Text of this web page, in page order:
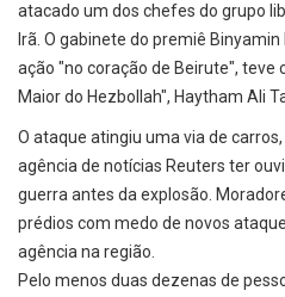
atacado um dos chefes do grupo
Irã. O gabinete do premiê
ação "no coração de Beirute", teve
Maior do Hezbollah", Haytham Ali
O ataque atingiu uma via de
agência de notícias Reuters ter
guerra antes da explosão.
prédios com medo de novos
agência na região.
Pelo menos duas dezenas de